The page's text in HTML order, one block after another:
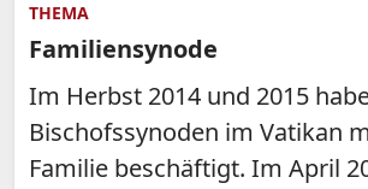
THEMA
Familiensynode
Im Herbst 2014 und 2015
Bischofssynoden im Vatikan
Familie beschäftigt. Im April